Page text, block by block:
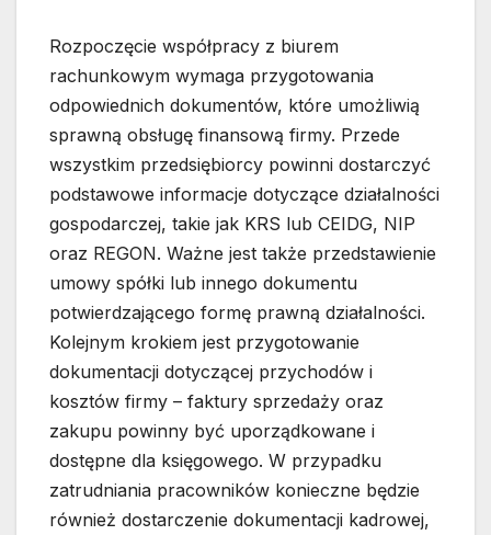
Rozpoczęcie współpracy z biurem
rachunkowym wymaga przygotowania
odpowiednich dokumentów, które umożliwią
sprawną obsługę finansową firmy. Przede
wszystkim przedsiębiorcy powinni dostarczyć
podstawowe informacje dotyczące działalności
gospodarczej, takie jak KRS lub CEIDG, NIP
oraz REGON. Ważne jest także przedstawienie
umowy spółki lub innego dokumentu
potwierdzającego formę prawną działalności.
Kolejnym krokiem jest przygotowanie
dokumentacji dotyczącej przychodów i
kosztów firmy – faktury sprzedaży oraz
zakupu powinny być uporządkowane i
dostępne dla księgowego. W przypadku
zatrudniania pracowników konieczne będzie
również dostarczenie dokumentacji kadrowej,